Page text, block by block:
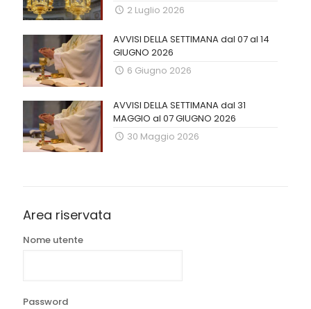
2 Luglio 2026
AVVISI DELLA SETTIMANA dal 07 al 14
GIUGNO 2026
6 Giugno 2026
AVVISI DELLA SETTIMANA dal 31
MAGGIO al 07 GIUGNO 2026
30 Maggio 2026
Area riservata
Nome utente
Password